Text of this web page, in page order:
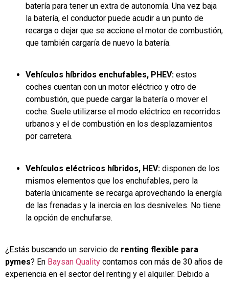
batería para tener un extra de autonomía. Una vez baja
la batería, el conductor puede acudir a un punto de
recarga o dejar que se accione el motor de combustión,
que también cargaría de nuevo la batería.
Vehículos híbridos enchufables, PHEV: estos
coches cuentan con un motor eléctrico y otro de
combustión, que puede cargar la batería o mover el
coche. Suele utilizarse el modo eléctrico en recorridos
urbanos y el de combustión en los desplazamientos
por carretera.
Vehículos eléctricos híbridos, HEV: disponen de los
mismos elementos que los enchufables, pero la
batería únicamente se recarga aprovechando la energía
de las frenadas y la inercia en los desniveles. No tiene
la opción de enchufarse.
¿Estás buscando un servicio de renting flexible para
pymes? En Baysan Quality contamos con más de 30 años de
experiencia en el sector del renting y el alquiler. Debido a